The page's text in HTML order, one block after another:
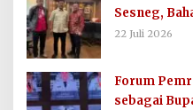
Sesneg,
Dana
22 Juli 2026
Forum
sebagai